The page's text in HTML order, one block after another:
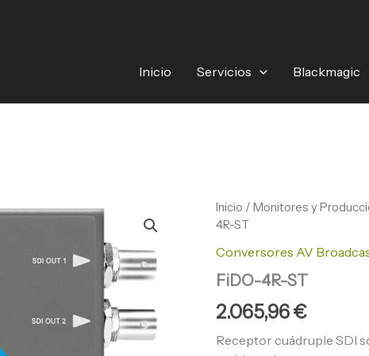
Inicio
Servicios Blackmagic
Inicio / Monitores y
4R-ST
Conversores AV
FiDO-4R-ST
2.065,96€
Receptor cuádruple SDI
FiDO-
4R-
cantidad